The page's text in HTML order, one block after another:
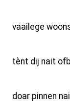
vaailege
tènt dij nait
doar pinnen